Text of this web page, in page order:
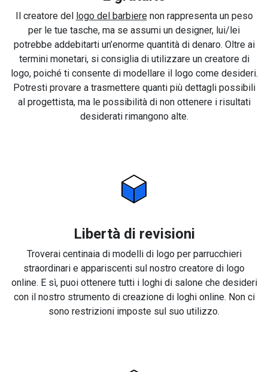
Il creatore del logo del barbierenon rappresenta un peso
per le tue tasche, ma se assumi un designer, lui/lei
potrebbe addebitarti un’enorme quantità di denaro. Oltre ai
termini monetari, si consiglia di utilizzare un creatore di
logo, poiché ti consente di modellare il logo come desideri.
Potresti provare a trasmettere quanti più dettagli possibili
al progettista, ma le possibilità di non ottenere i risultati
desiderati rimangono alte.
Libertà di revisioni
Troverai centinaia di modelli di logo per parrucchieri
straordinari e appariscenti sul nostro creatore di logo
online. E sì, puoi ottenere tutti i loghi di salone che desideri
con il nostro strumento di creazione di loghi online. Non ci
sono restrizioni imposte sul suo utilizzo.